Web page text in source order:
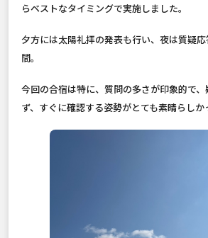
らベストなタイミングで実施しました。
夕方には太陽礼拝の発表も行い、夜は質疑
間。
今回の合宿は特に、質問の多さが印象的で
ず、すぐに確認する姿勢がとても素晴らしか